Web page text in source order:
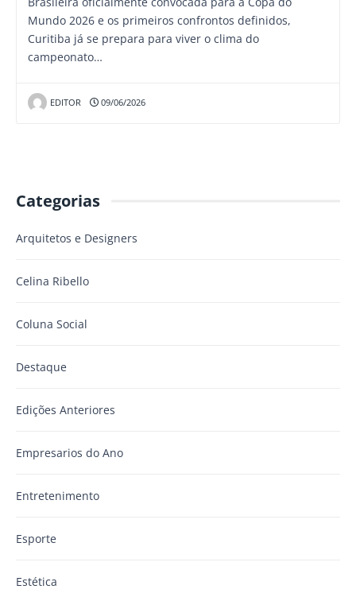
Mundo 2026 e os primeiros confrontos definidos,
Curitiba já se prepara para viver o clima do
campeonato…
EDITOR 09/06/2026
Categorias
Arquitetos e Designers
Celina Ribello
Coluna Social
Destaque
Edições Anteriores
Empresarios do Ano
Entretenimento
Esporte
Estética